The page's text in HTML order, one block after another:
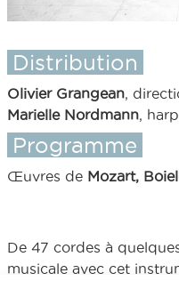
Distribution
Olivier Grangean,
Marielle Nordmann,
Programme
Œuvres de Mozart,
De 47 cordes à
musicale avec cet